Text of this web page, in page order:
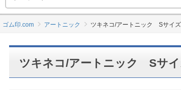
ゴム印.com アートニック ツキネコ/アートニック Sサイ
ツキネコ/アートニック Sサ